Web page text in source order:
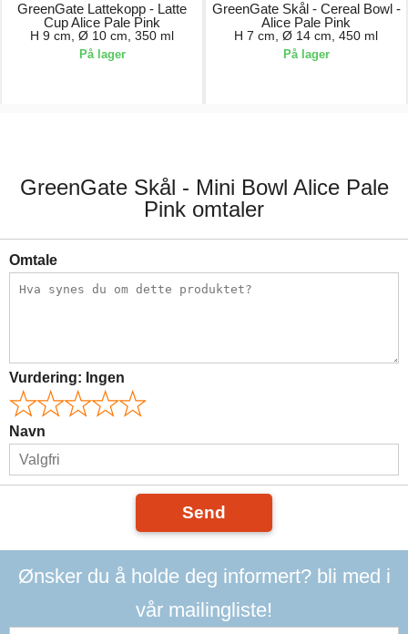
GreenGate Lattekopp - Latte
Cup Alice Pale Pink
H 9 cm, Ø 10 cm, 350 ml
På lager
GreenGate Skål - Cereal Bowl -
Alice Pale Pink
H 7 cm, Ø 14 cm, 450 ml
På lager
GreenGate Skål - Mini Bowl Alice Pale
Pink omtaler
Omtale
Vurdering: Ingen
Navn
Send
Ønsker du å holde deg informert? bli med i
vår mailingliste!